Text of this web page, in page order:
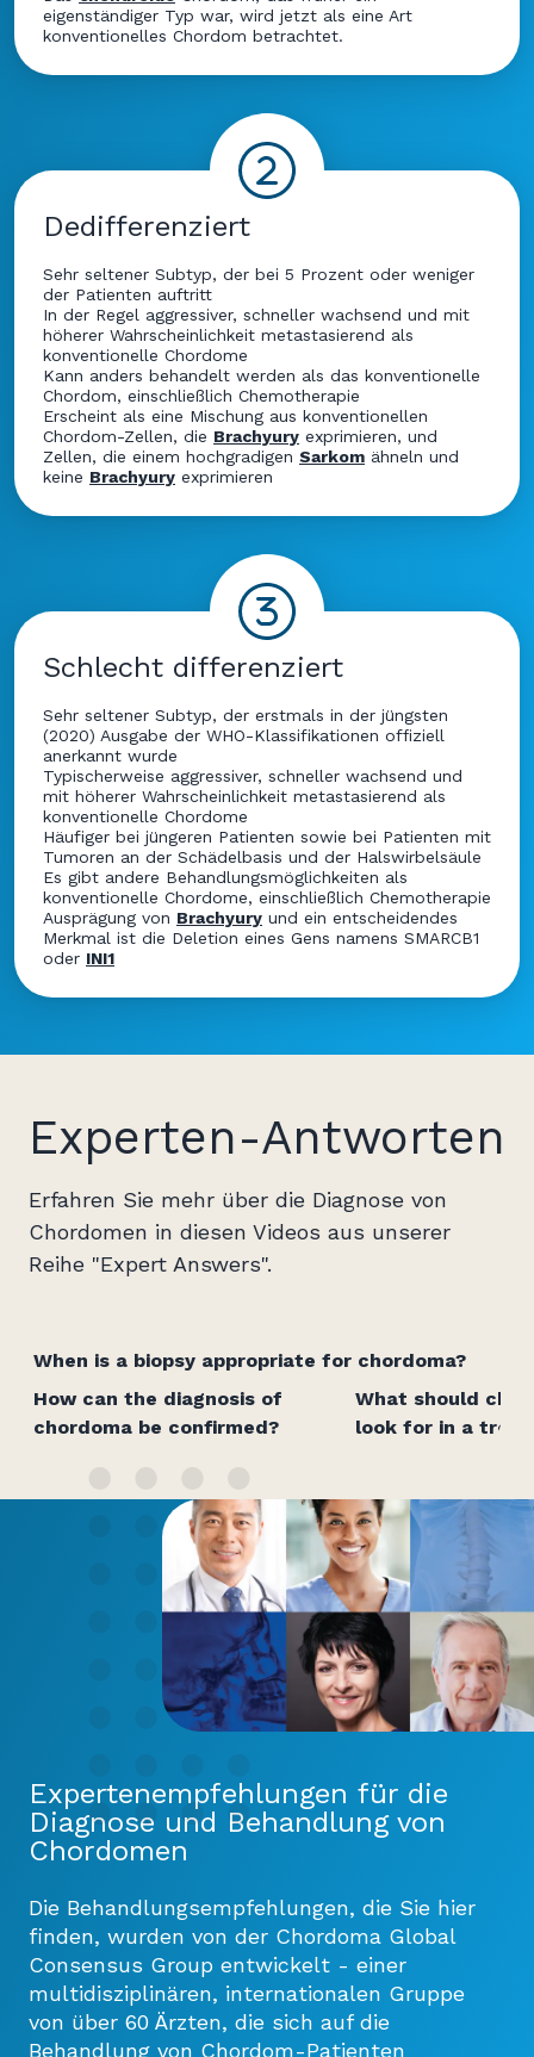
eigenständiger Typ war, wird jetzt als eine Art
konventionelles Chordom betrachtet.
Dedifferenziert
Sehr seltener Subtyp, der bei 5 Prozent oder weniger
der Patienten auftritt
In der Regel aggressiver, schneller wachsend und mit
höherer Wahrscheinlichkeit metastasierend als
konventionelle Chordome
Kann anders behandelt werden als das konventionelle
Chordom, einschließlich Chemotherapie
Erscheint als eine Mischung aus konventionellen
Chordom-Zellen, die Brachyury exprimieren, und
Zellen, die einem hochgradigen Sarkom ähneln und
keine Brachyury exprimieren
Schlecht differenziert
Sehr seltener Subtyp, der erstmals in der jüngsten
(2020) Ausgabe der WHO-Klassifikationen offiziell
anerkannt wurde
Typischerweise aggressiver, schneller wachsend und
mit höherer Wahrscheinlichkeit metastasierend als
konventionelle Chordome
Häufiger bei jüngeren Patienten sowie bei Patienten mit
Tumoren an der Schädelbasis und der Halswirbelsäule
Es gibt andere Behandlungsmöglichkeiten als
konventionelle Chordome, einschließlich Chemotherapie
Ausprägung von Brachyury und ein entscheidendes
Merkmal ist die Deletion eines Gens namens SMARCB1
oder INI1
Experten-Antworten
Erfahren Sie mehr über die Diagnose von
Chordomen in diesen Videos aus unserer
Reihe "Expert Answers".
When is a biopsy appropriate for chordoma?
How can the diagnosis of
chordoma be confirmed?
What should
look for in a
Expertenempfehlungen für die
Diagnose und Behandlung von
Chordomen
Die Behandlungsempfehlungen, die Sie hier
finden, wurden von der Chordoma Global
Consensus Group entwickelt - einer
multidisziplinären, internationalen Gruppe
von über 60 Ärzten, die sich auf die
Behandlung von Chordom-Patienten